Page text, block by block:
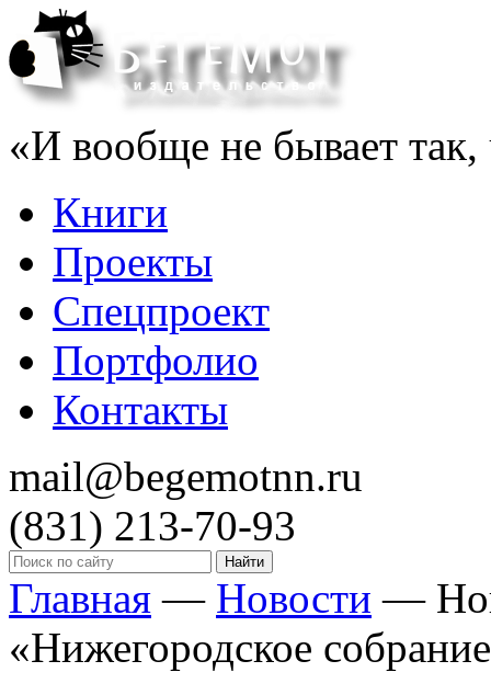
«И вообще не бывает
Книги
Проекты
Спецпроект
Портфолио
Контакты
mail@begemotnn.ru
(831) 213-70-93
Главная — Новости —
«Нижегородское